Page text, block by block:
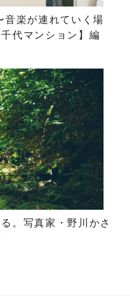
音楽が連れていく場
代マンション】編
。写真家・野川かさ